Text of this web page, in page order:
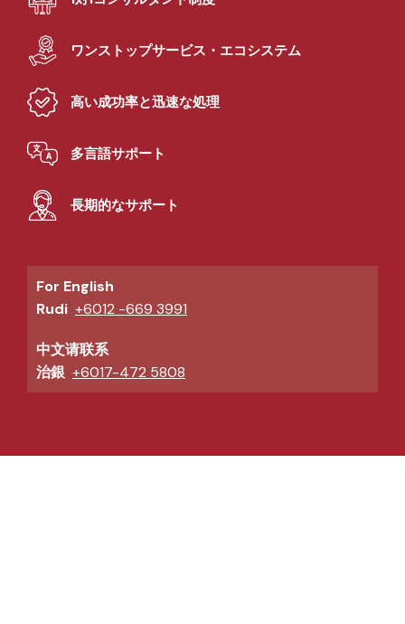
ワンストップサービス・エコシステム
高い成功率と迅速な処理
多言語サポート
長期的なサポート
For English
Rudi +6012 -669 3991
中文请联系
治銀 +6017-472 5808